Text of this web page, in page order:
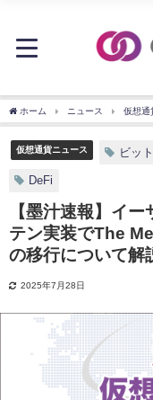
ホーム ニュース 仮想通
仮想通貨ニュース ビッ
DeFi
【墨汁速報】イ
テン実装でThe
の移行について解
2025年7月28日